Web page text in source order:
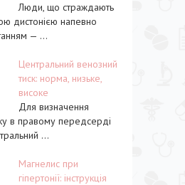
Люди, що страждають
дистонією напевно
— ...
Центральний венозний
тиск: норма, низьке,
високе
Для визначення
в правому передсерді
...
Магнелис при
гіпертонії: інструкція